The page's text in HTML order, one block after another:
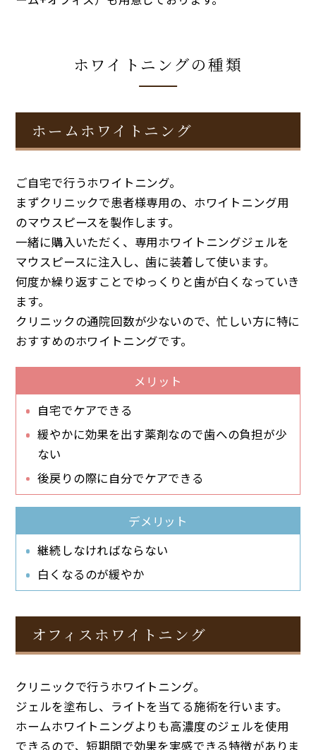
ホワイトニングの種類
ホームホワイトニング
ご自宅で行うホワイトニング。
まずクリニックで患者様専用の、ホワイトニング用
のマウスピースを製作します。
一緒に購入いただく、専用ホワイトニングジェルを
マウスピースに注入し、歯に装着して使います。
何度か繰り返すことでゆっくりと歯が白くなっていき
ます。
クリニックの通院回数が少ないので、忙しい方に特に
おすすめのホワイトニングです。
メリット
自宅でケアできる
緩やかに効果を出す薬剤なので歯への負担が少
ない
後戻りの際に自分でケアできる
デメリット
継続しなければならない
白くなるのが緩やか
オフィスホワイトニング
クリニックで行うホワイトニング。
ジェルを塗布し、ライトを当てる施術を行います。
ホームホワイトニングよりも高濃度のジェルを使用
できるので、短期間で効果を実感できる特徴がありま